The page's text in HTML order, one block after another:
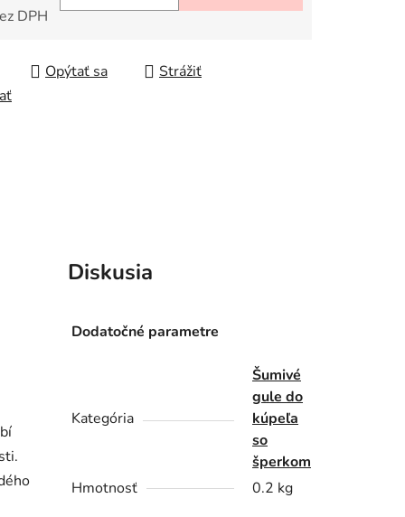
DPH
Opýtať sa
Strážiť
Diskusia
Dodatočné parametre
Kategória
Šumivé
gule do
kúpeľa
so
šperkom
Hmotnosť
0.2 kg